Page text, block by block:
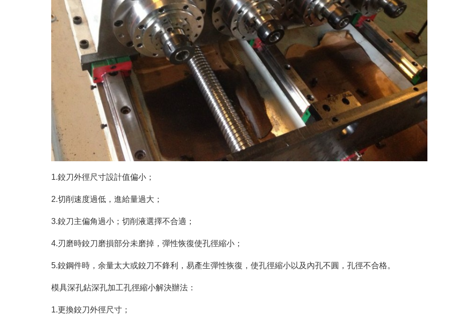
1.鉸刀外徑尺寸設計值偏小；
2.切削速度過低，進給量過大；
3.鉸刀主偏角過小；切削液選擇不合適；
4.刃磨時鉸刀磨損部分未磨掉，彈性恢復使孔徑縮小；
5.鉸鋼件時，余量太大或鉸刀不鋒利，易產生彈性恢復，使孔徑縮小以及內孔不圓，孔徑不合格。
模具深孔鉆深孔加工孔徑縮小解決辦法：
1.更換鉸刀外徑尺寸；